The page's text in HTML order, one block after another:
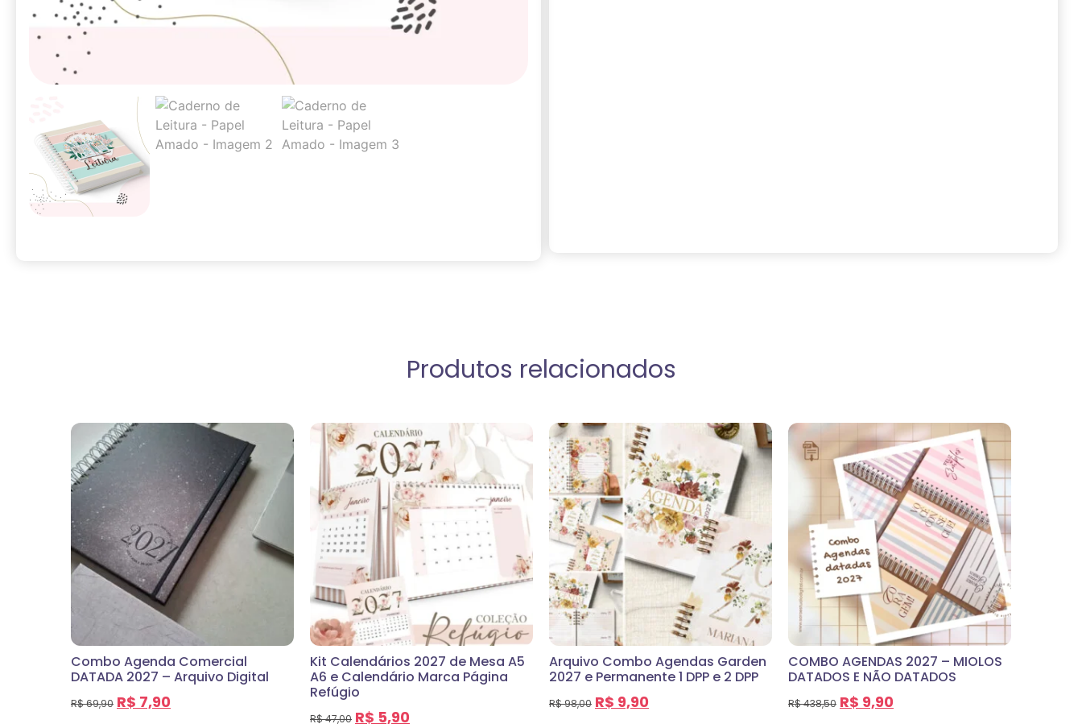
Produtos relacionados
Combo Agenda Comercial
DATADA 2027 – Arquivo Digital
R$69,90 R$ 7,90
Kit Calendários 2027 de Mesa A5
A6 e Calendário Marca Página
Refúgio
R$47,00 R$ 5,90
Arquivo Combo Agendas Garden
2027 e Permanente 1 DPP e 2 DPP
R$98,00 R$ 9,90
COMBO AGENDAS 2027 – MIOLOS
DATADOS E NÃO DATADOS
R$438,50 R$ 9,90